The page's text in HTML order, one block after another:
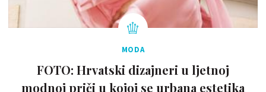
MODA
FOTO: Hrvatski dizajneri u ljetnoj
modnoj priči u kojoj se urbana estetika